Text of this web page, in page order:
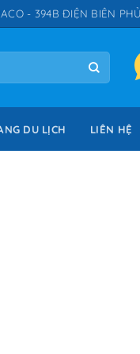
- 394B ĐIỆN BIÊN
DU LỊCH LIÊN HỆ